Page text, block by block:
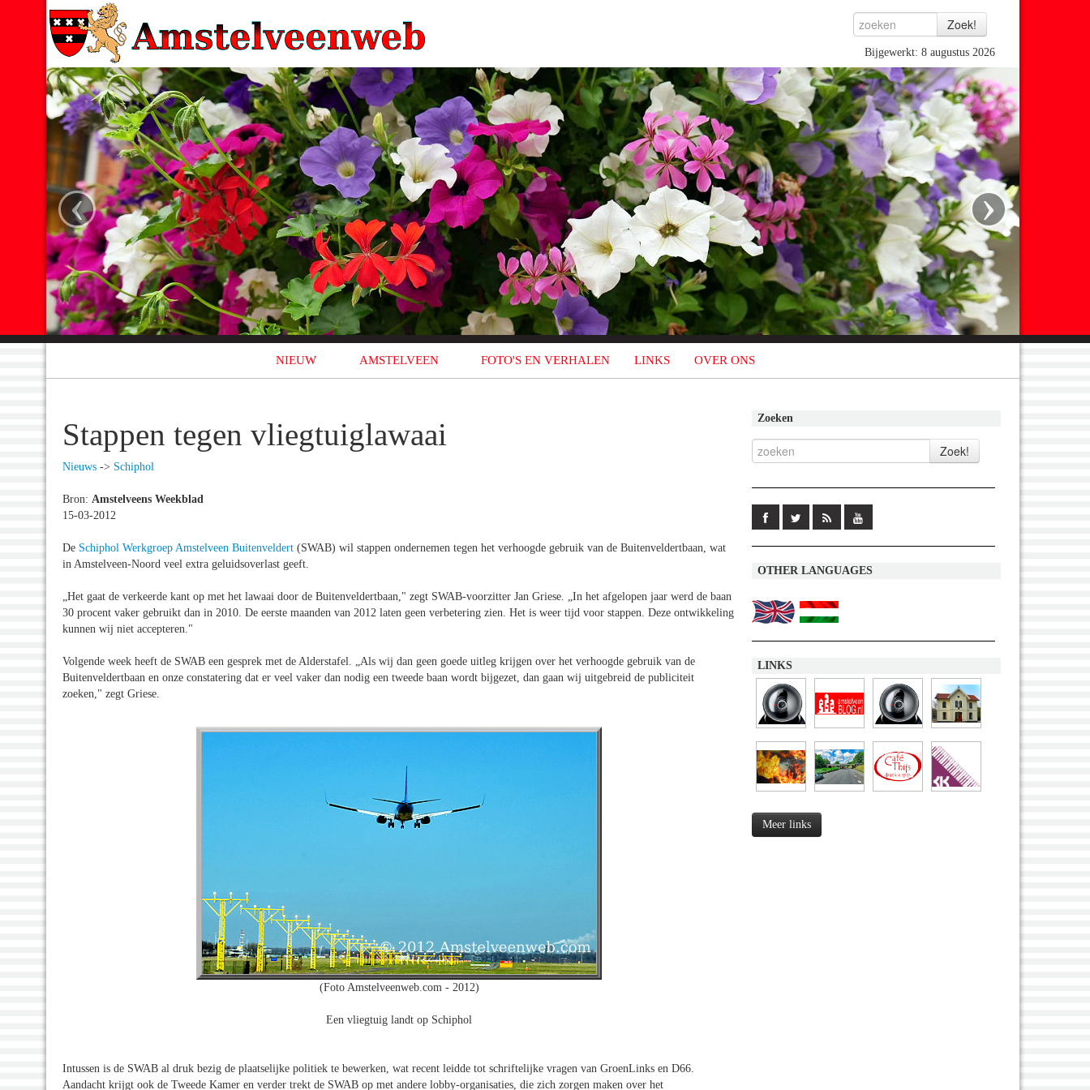
Bijgewerkt: 8 augustus 2026
‹ ›
NIEUW AMSTELVEEN FOTO'S EN VERHALEN LINKS OVER ONS
Stappen tegen vliegtuiglawaai
Nieuws -> Schiphol
Bron: Amstelveens Weekblad
15-03-2012
De Schiphol Werkgroep Amstelveen Buitenveldert (SWAB) wil stappen ondernemen tegen het verhoogde gebruik van de Buitenveldertbaan, wat
in Amstelveen-Noord veel extra geluidsoverlast geeft.
„Het gaat de verkeerde kant op met het lawaai door de Buitenveldertbaan," zegt SWAB-voorzitter Jan Griese. „In het afgelopen jaar werd de baan
30 procent vaker gebruikt dan in 2010. De eerste maanden van 2012 laten geen verbetering zien. Het is weer tijd voor stappen. Deze ontwikkeling
kunnen wij niet accepteren."
Volgende week heeft de SWAB een gesprek met de Alderstafel. „Als wij dan geen goede uitleg krijgen over het verhoogde gebruik van de
Buitenveldertbaan en onze constatering dat er veel vaker dan nodig een tweede baan wordt bijgezet, dan gaan wij uitgebreid de publiciteit
zoeken," zegt Griese.
(Foto Amstelveenweb.com - 2012)
Een vliegtuig landt op Schiphol
Intussen is de SWAB al druk bezig de plaatselijke politiek te bewerken, wat recent leidde tot schriftelijke vragen van GroenLinks en D66.
Aandacht krijgt ook de Tweede Kamer en verder trekt de SWAB op met andere lobby-organisaties, die zich zorgen maken over het
Zoeken
OTHER LANGUAGES
LINKS
Meer links